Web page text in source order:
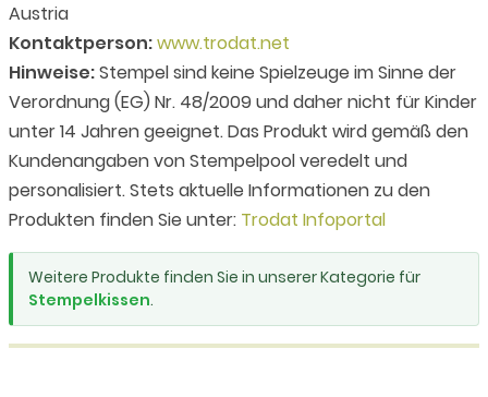
Austria
Kontaktperson:www.trodat.net
Hinweise:Stempel sind keine Spielzeuge im Sinne der
Verordnung (EG) Nr. 48/2009 und daher nicht für Kinder
unter 14 Jahren geeignet. Das Produkt wird gemäß den
Kundenangaben von Stempelpool veredelt und
personalisiert. Stets aktuelle Informationen zu den
Produkten finden Sie unter: Trodat Infoportal
Weitere Produkte finden Sie in unserer Kategorie für
Stempelkissen.